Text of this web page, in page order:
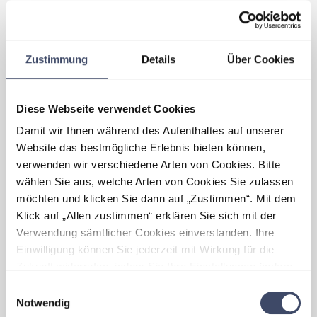
Zustimmung Details Über Cookies
Diese Webseite verwendet Cookies
Damit wir Ihnen während des Aufenthaltes auf unserer
Website das bestmögliche Erlebnis bieten können,
verwenden wir verschiedene Arten von Cookies. Bitte
wählen Sie aus, welche Arten von Cookies Sie zulassen
möchten und klicken Sie dann auf „Zustimmen“. Mit dem
Klick auf „Allen zustimmen“ erklären Sie sich mit der
Verwendung sämtlicher Cookies einverstanden. Ihre
Einwilligung können Sie jederzeit mit Wirkung für die
https://www.unternehmen-fuer-familien.at/cookie-
Notwendig
Mitarbeiterinnen und Mitarbeiter durch
Flexibilität und Unterstützung in
durch eine schnellere und reibungslosere
sehr zum Unternehmenserfolg bei.
Welche Herausforderungen
haben sich im Zuge der
„Familienfreundlichkeit” fürIhr
Unternehmenergeben?
Flexibilität im Hinblick auf die Arbeitszeit
birgt, durch geringere/schwankende
erhöhten Koordinationsaufwand und